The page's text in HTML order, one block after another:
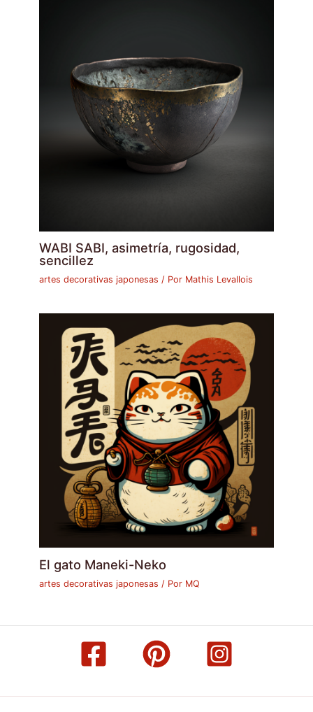
WABI SABI, asimetría, rugosidad,
sencillez
artes decorativas japonesas / Por Mathis Levallois
El gato Maneki-Neko
artes decorativas japonesas / Por MQ